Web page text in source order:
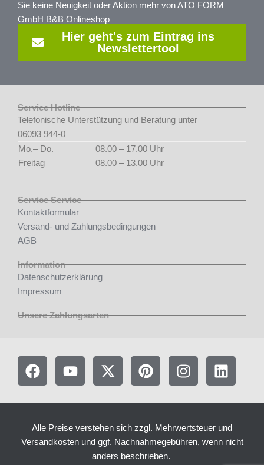
Sie keine Neuigkeit oder Aktion mehr von ATO FORM
GmbH B&B Onlineshop
Hier geht's zum Eintrag ins
Newslettertool
Service Hotline
Telefonische Unterstützung und Beratung unter
06093 944-0
Mo.– Do.
08.00 – 17.00 Uhr
Freitag
08.00 – 13.00 Uhr
Service Service
Kontaktformular
Versand- und Zahlungsbedingungen
AGB
Information
Datenschutzerklärung
Impressum
Unsere Zahlungsarten
F
a
e
b
o
Y
o
t
b
X
-
w
t
t
P
i
t
e
r
e
I
n
t
a
g
L
i
k
d
Alle Preise verstehen sich zzgl. Mehrwertsteuer und
Versandkosten und ggf. Nachnahmegebühren, wenn nicht
anders beschrieben.